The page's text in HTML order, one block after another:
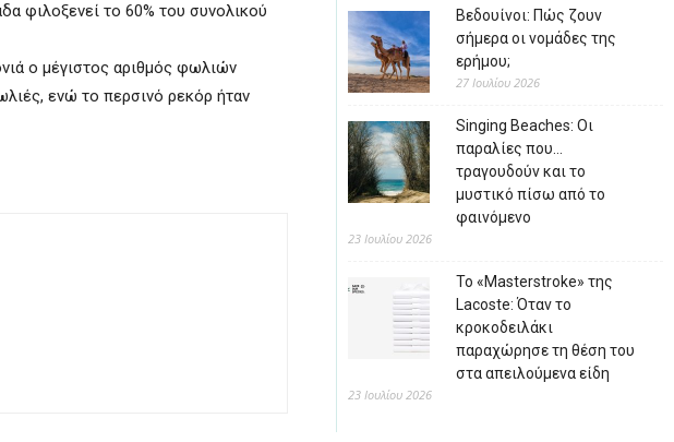
φιλοξενεί το 60% του συνολικού
ο μέγιστος αριθμός φωλιών
ενώ το περσινό ρεκόρ ήταν
Βεδουίνοι: Πώς ζουν
σήμερα οι νομάδες της
ερήμου;
27 Ιουλίου 2026
Singing Beaches: Οι
παραλίες που…
τραγουδούν και το
μυστικό πίσω από το
φαινόμενο
23 Ιουλίου 2026
Το «Masterstroke» της
Lacoste: Όταν το
κροκοδειλάκι
παραχώρησε τη θέση του
στα απειλούμενα είδη
23 Ιουλίου 2026